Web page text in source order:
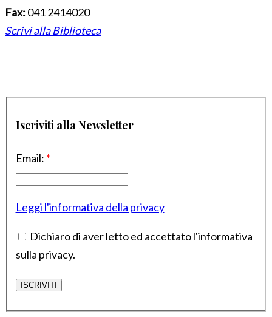
Fax: 041 2414020
Scrivi alla Biblioteca
Iscriviti alla Newsletter
Email: *
Leggi l'informativa della privacy
Dichiaro di aver letto ed accettato l'informativa
sulla privacy.